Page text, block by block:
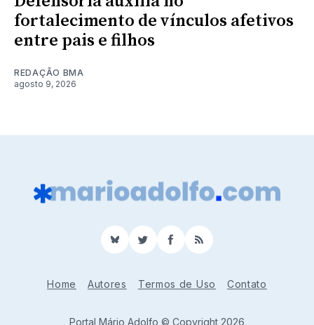
fortalecimento de vínculos afetivos
entre pais e filhos
REDAÇÃO BMA
agosto 9, 2026
BlueSkyTwitterFacebook
RSS
Home Autores Termos de Uso Contato
Portal Mário Adolfo © Copyright 2026